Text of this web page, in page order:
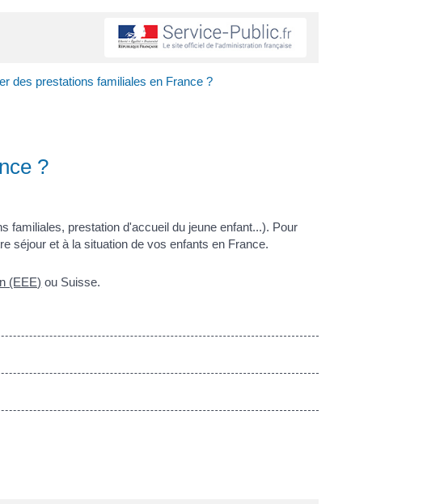
des prestations familiales en France ?
?
familiales, prestation d'accueil du jeune enfant...). Pour
séjour et à la situation de vos enfants en France.
(EEE) ou Suisse.